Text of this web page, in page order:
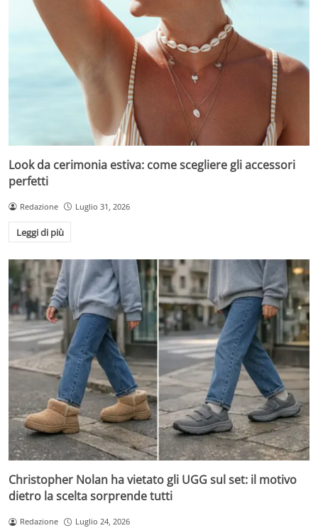
Look da cerimonia estiva: come scegliere gli accessori
perfetti
Redazione Luglio 31, 2026
Leggi di più
Christopher Nolan ha vietato gli UGG sul set: il motivo
dietro la scelta sorprende tutti
Redazione Luglio 24, 2026